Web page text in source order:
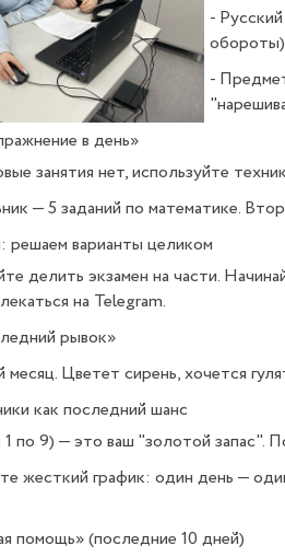
-
обороты)
-
в день»
занятия нет, используйте
— 5 заданий по математике.
решаем варианты целиком
делить экзамен на части.
на Telegram.
рывок»
Цветет сирень, хочется
как последний шанс
1 по 9) — это ваш "золотой
жесткий график: один день —
помощь» (последние 10 дней)